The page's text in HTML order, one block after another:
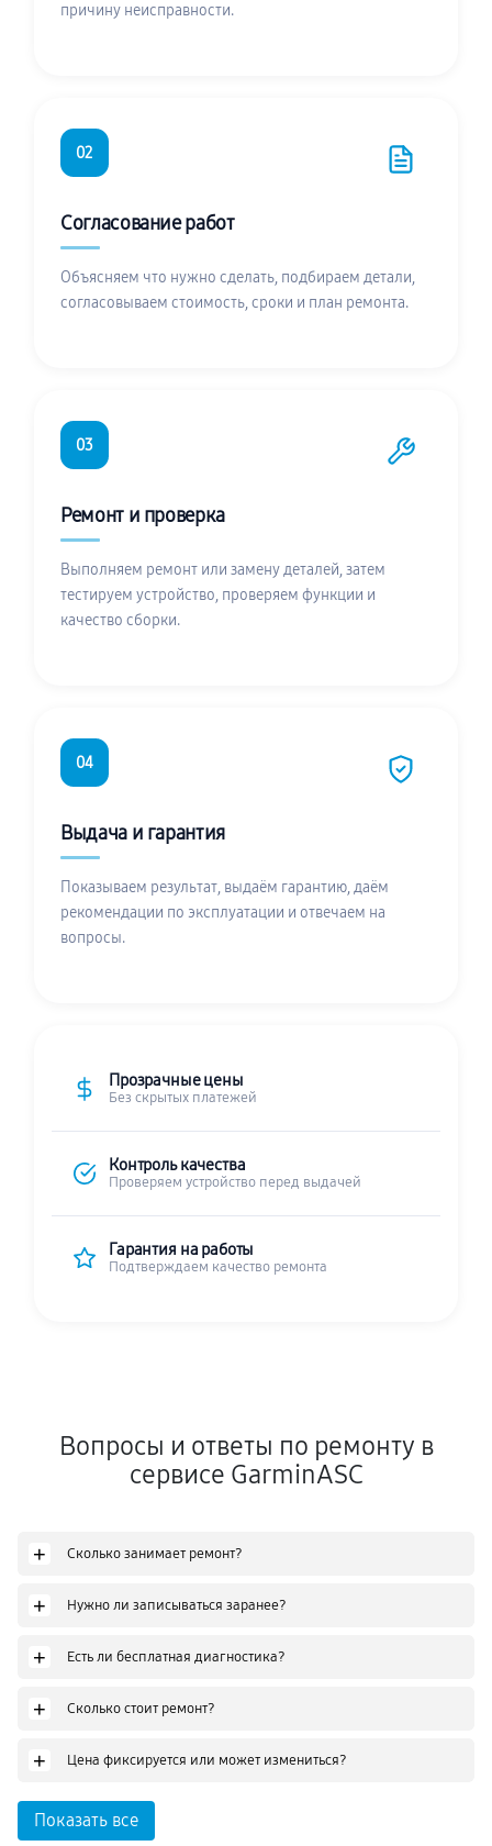
причину неисправности.
02
Согласование работ
Объясняем что нужно сделать, подбираем детали,
согласовываем стоимость, сроки и план ремонта.
03
Ремонт и проверка
Выполняем ремонт или замену деталей, затем
тестируем устройство, проверяем функции и
качество сборки.
04
Выдача и гарантия
Показываем результат, выдаём гарантию, даём
рекомендации по эксплуатации и отвечаем на
вопросы.
Прозрачные цены
Без скрытых платежей
Контроль качества
Проверяем устройство перед выдачей
Гарантия на работы
Подтверждаем качество ремонта
Вопросы и ответы по ремонту в
сервисе GarminASC
+ Сколько занимает ремонт?
+ Нужно ли записываться заранее?
+ Есть ли бесплатная диагностика?
+ Сколько стоит ремонт?
+ Цена фиксируется или может измениться?
Показать все